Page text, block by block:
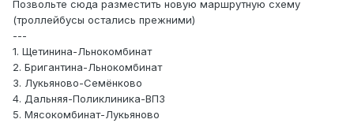
Позвольте сюда разместить новую маршрутную схему
(троллейбусы остались прежними)
---
1. Щетинина-Льнокомбинат
2. Бригантина-Льнокомбинат
3. Лукьяново-Семёнково
4. Дальняя-Поликлиника-ВПЗ
5. Мясокомбинат-Лукьяново